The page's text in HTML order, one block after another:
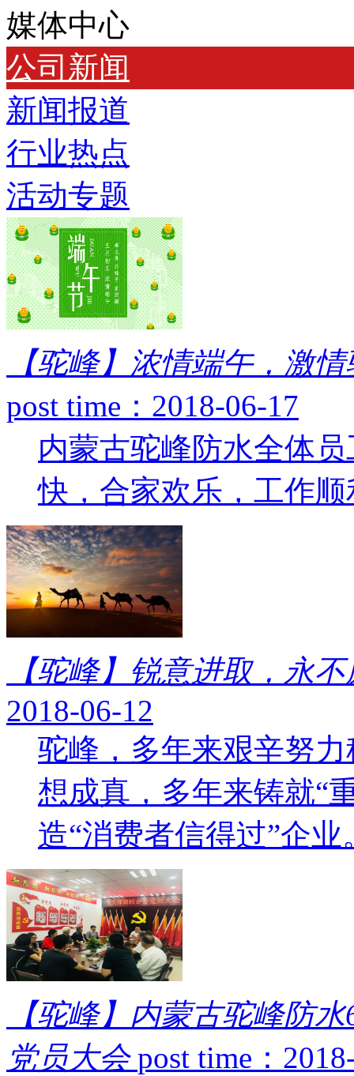
媒体中心
公司新闻
新闻报道
行业热点
活动专题
【驼峰】浓情端午，激
post time：2018-06-17
内蒙古驼峰防水全体
快，合家欢乐，工作
【驼峰】锐意进取，永
2018-06-12
驼峰，多年来艰辛努
想成真，多年来铸就“
造“消费者信得过”企业
【驼峰】内蒙古驼峰防
党员大会 post time：